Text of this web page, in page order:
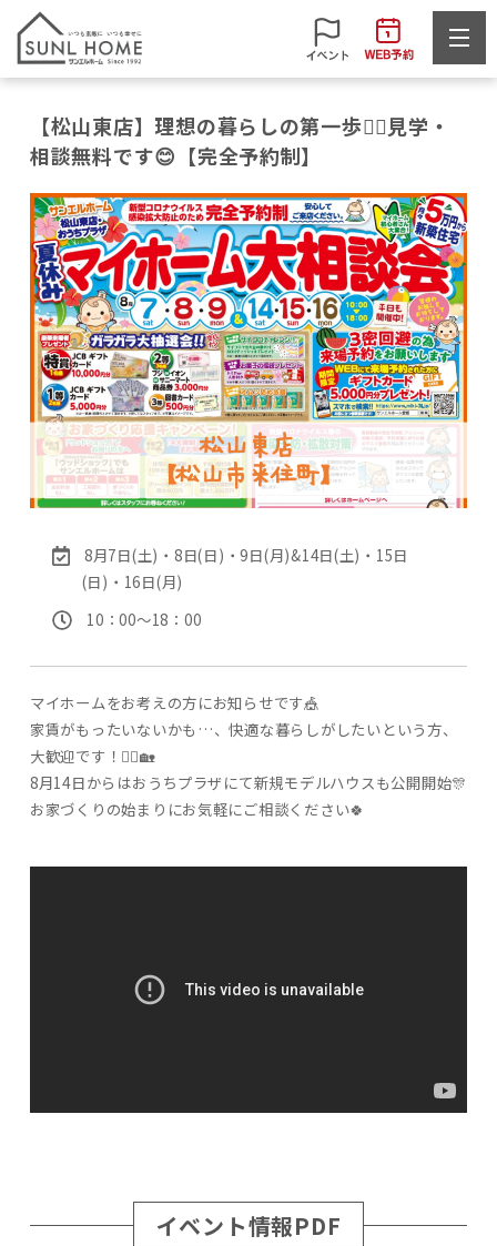
【松山東店】理想の暮らしの第一歩🏃‍♂️見学・
相談無料です😊【完全予約制】
8月7日(土)・8日(日)・9日(月)&14日(土)・15日
(日)・16日(月)
10：00〜18：00
マイホームをお考えの方にお知らせです🎪
家賃がもったいないかも…、快適な暮らしがしたいという方、
大歓迎です！💁‍♀️🏡
8月14日からはおうちプラザにて新規モデルハウスも公開開始🎊
お家づくりの始まりにお気軽にご相談ください🍀
イベント情報PDF